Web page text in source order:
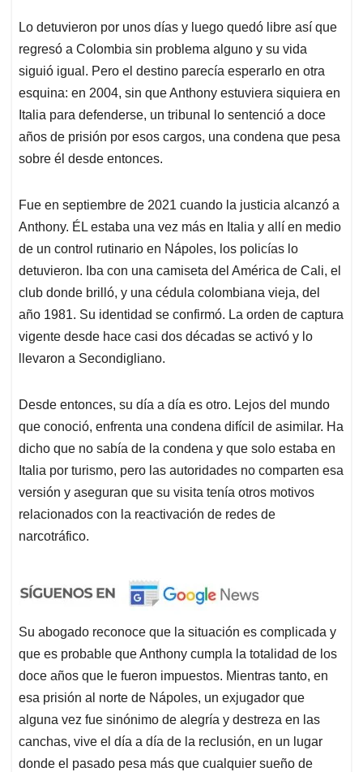
Lo detuvieron por unos días y luego quedó libre así que
regresó a Colombia sin problema alguno y su vida
siguió igual. Pero el destino parecía esperarlo en otra
esquina: en 2004, sin que Anthony estuviera siquiera en
Italia para defenderse, un tribunal lo sentenció a doce
años de prisión por esos cargos, una condena que pesa
sobre él desde entonces.
Fue en septiembre de 2021 cuando la justicia alcanzó a
Anthony. ÉL estaba una vez más en Italia y allí en medio
de un control rutinario en Nápoles, los policías lo
detuvieron. Iba con una camiseta del América de Cali, el
club donde brilló, y una cédula colombiana vieja, del
año 1981. Su identidad se confirmó. La orden de captura
vigente desde hace casi dos décadas se activó y lo
llevaron a Secondigliano.
Desde entonces, su día a día es otro. Lejos del mundo
que conoció, enfrenta una condena difícil de asimilar. Ha
dicho que no sabía de la condena y que solo estaba en
Italia por turismo, pero las autoridades no comparten esa
versión y aseguran que su visita tenía otros motivos
relacionados con la reactivación de redes de
narcotráfico.
Su abogado reconoce que la situación es complicada y
que es probable que Anthony cumpla la totalidad de los
doce años que le fueron impuestos. Mientras tanto, en
esa prisión al norte de Nápoles, un exjugador que
alguna vez fue sinónimo de alegría y destreza en las
canchas, vive el día a día de la reclusión, en un lugar
donde el pasado pesa más que cualquier sueño de